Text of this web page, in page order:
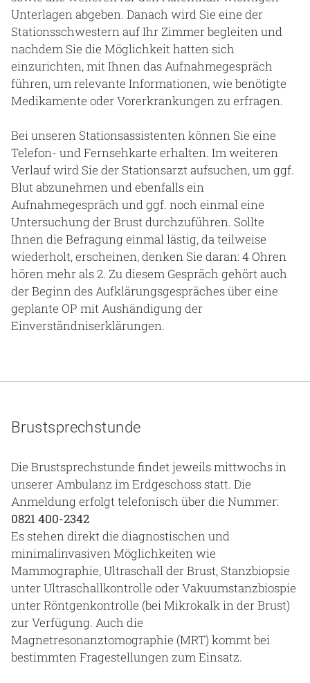
Unterlagen abgeben. Danach wird Sie eine der
Stationsschwestern auf Ihr Zimmer begleiten und
nachdem Sie die Möglichkeit hatten sich
einzurichten, mit Ihnen das Aufnahmegespräch
führen, um relevante Informationen, wie benötigte
Medikamente oder Vorerkrankungen zu erfragen.
Bei unseren Stationsassistenten können Sie eine
Telefon- und Fernsehkarte erhalten. Im weiteren
Verlauf wird Sie der Stationsarzt aufsuchen, um ggf.
Blut abzunehmen und ebenfalls ein
Aufnahmegespräch und ggf. noch einmal eine
Untersuchung der Brust durchzuführen. Sollte
Ihnen die Befragung einmal lästig, da teilweise
wiederholt, erscheinen, denken Sie daran: 4 Ohren
hören mehr als 2. Zu diesem Gespräch gehört auch
der Beginn des Aufklärungsgespräches über eine
geplante OP mit Aushändigung der
Einverständniserklärungen.
Brustsprechstunde
Die Brustsprechstunde findet jeweils mittwochs in
unserer Ambulanz im Erdgeschoss statt. Die
Anmeldung erfolgt telefonisch über die Nummer:
0821 400-2342
Es stehen direkt die diagnostischen und
minimalinvasiven Möglichkeiten wie
Mammographie, Ultraschall der Brust, Stanzbiopsie
unter Ultraschallkontrolle oder Vakuumstanzbiospie
unter Röntgenkontrolle (bei Mikrokalk in der Brust)
zur Verfügung. Auch die
Magnetresonanztomographie (MRT) kommt bei
bestimmten Fragestellungen zum Einsatz.